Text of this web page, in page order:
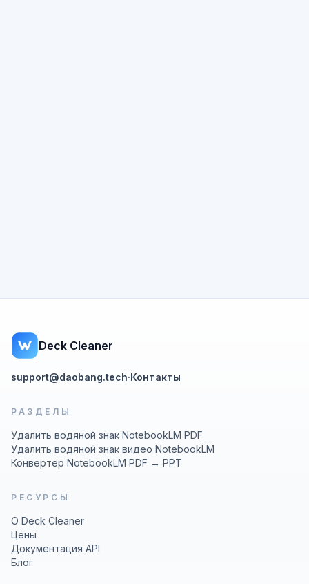
Deck Cleaner
support@daobang.tech·Контакты
РАЗДЕЛЫ
Удалить водяной знак NotebookLM PDF
Удалить водяной знак видео NotebookLM
Конвертер NotebookLM PDF → PPT
РЕСУРСЫ
О Deck Cleaner
Цены
Документация API
Блог